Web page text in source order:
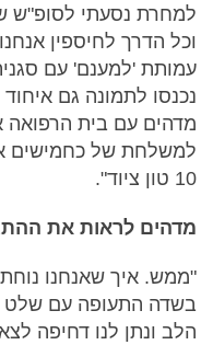
למחרת נסעתי לסופ"ש
וכל הדרך לחיספין
עמותת 'למענם' עם
נכנסו לתמונה גם
מדהים עם בית הרפואה
10 טון ציוד".
מדהים לראות את
"ממש. איך שאנחנו
בשדה התעופה עם שלט
הלב ונתן לנו דחיפה